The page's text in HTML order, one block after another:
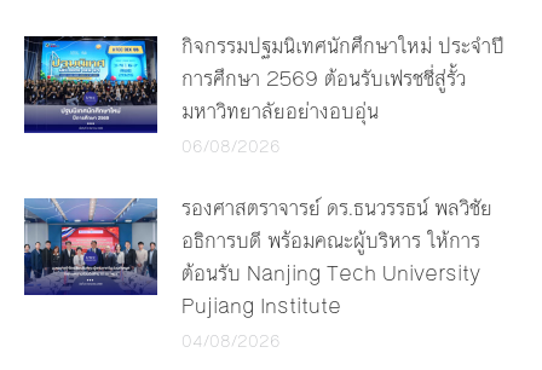
กิจกรรมปฐมนิเทศนักศึกษาใหม่ ประจำปี
การศึกษา 2569 ต้อนรับเฟรชชี่สู่รั้ว
มหาวิทยาลัยอย่างอบอุ่น
06/08/2026
รองศาสตราจารย์ ดร.ธนวรรธน์ พลวิชัย
อธิการบดี พร้อมคณะผู้บริหาร ให้การ
ต้อนรับ Nanjing Tech University
Pujiang Institute
04/08/2026